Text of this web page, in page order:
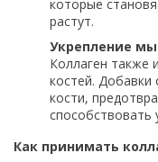
которые
растут.
Укрепление
Коллаген также
костей. Добавки
кости,
Как принимать